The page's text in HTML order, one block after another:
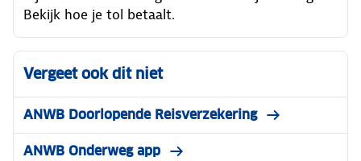
Bekijk hoe je tol betaalt.
Vergeet ook dit niet
ANWB Doorlopende Reisverzekering
ANWB Onderweg app